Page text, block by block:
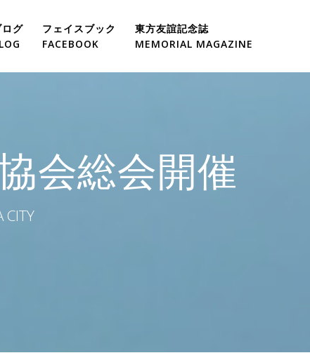
ログ
フェイスブック
FACEBOOK
東方友誼記念誌
MEMORIAL MAGAZINE
会総会開催
CITY